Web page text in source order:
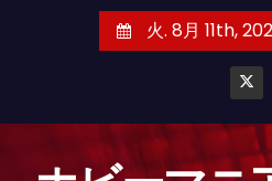
火. 8月 11th,